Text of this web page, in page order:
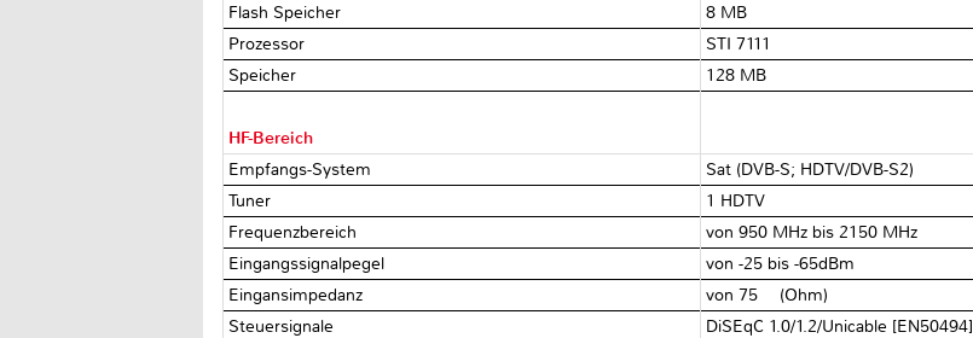
Flash Speicher
8 MB
Prozessor
STI 7111
Speicher
128 MB
HF-Bereich
Empfangs-System
Sat (DVB-S; HDTV/DVB-S2)
Tuner
1 HDTV
Frequenzbereich
von 950 MHz bis 2150 MHz
Eingangssignalpegel
von -25 bis -65dBm
Eingansimpedanz
von 75 Ω (Ohm)
Steuersignale
DiSEqC 1.0/1.2/Unicable [EN50494]